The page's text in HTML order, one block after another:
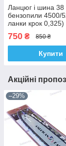
Ланцюг і шина 38
бензопили 4500/
ланки крок 0,325)
/Kamberg
750 ₴ 850 ₴
Купити
Акційні
–29%